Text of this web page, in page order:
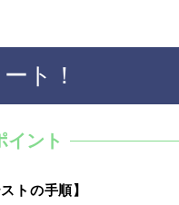
ト！
トの手順】